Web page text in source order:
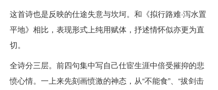
这首诗也是反映的仕途失意与坎坷。和《拟行路难·泻水置
平地》相比，表现形式上纯用赋体，抒述情怀似亦更为直
切。
全诗分三层。前四句集中写自己仕宦生涯中倍受摧抑的悲
愤心情。一上来先刻画愤激的神态，从“不能食”、“拔剑击